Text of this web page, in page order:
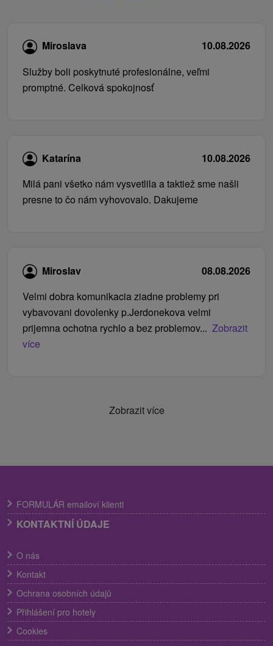
Miroslava
10.08.2026
Služby boli poskytnuté profesionálne, veľmi
promptné. Celková spokojnosť
Katarína
10.08.2026
Milá pani všetko nám vysvetlila a taktiež sme našli
presne to čo nám vyhovovalo. Dakujeme
Miroslav
08.08.2026
Velmi dobra komunikacia ziadne problemy pri
vybavovani dovolenky p.Jerdonekova velmi
prijemna ochotna rychlo a bez problemov... Zobrazit
více
Zobrazit více
FORMULÁR emailoví klienti
KONTAKTNÍ ÚDAJE
O nás
Kontakt
Ochrana osobních údajů
Přihlášení pro hotely
Cookies